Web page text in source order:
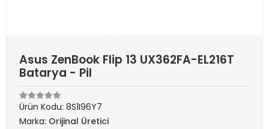
Asus ZenBook Flip 13 UX362FA-EL216T
Batarya - Pil
Ürün Kodu: 8S1I96Y7
Marka: Orijinal Üretici